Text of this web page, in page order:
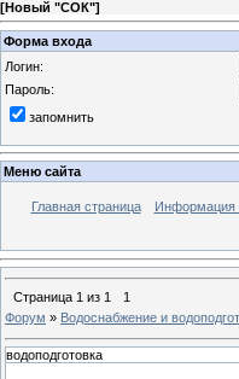
[Новый "СОК"]
Форма входа
Логин:
Пароль:
запомнить
Меню сайта
Главная страница Информация
Страница 1 из 1
1
Форум » Водоснабжение и
водоподготовка